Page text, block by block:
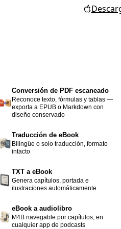
Conversión de PDF escaneado
Reconoce texto, fórmulas y tablas —
exporta a EPUB o Markdown con
diseño conservado
Traducción de eBook
Bilingüe o solo traducción, formato
intacto
TXT a eBook
Genera capítulos, portada e
ilustraciones automáticamente
eBook a audiolibro
M4B navegable por capítulos, en
cualquier app de podcasts